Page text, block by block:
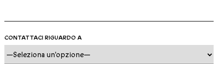
CONTATTACI RIGUARDO A